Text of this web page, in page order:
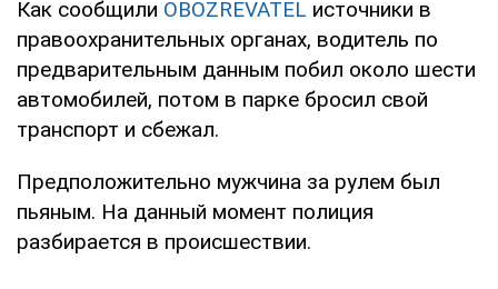
Как сообщили OBOZREVATEL источники в
правоохранительных органах, водитель по
предварительным данным побил около шести
автомобилей, потом в парке бросил свой
транспорт и сбежал.
Предположительно мужчина за рулем был
пьяным. На данный момент полиция
разбирается в происшествии.